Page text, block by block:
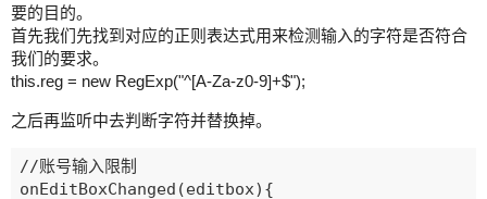
要的目的。
首先我们先找到对应的正则表达式用来检测输入的字符是否符合
我们的要求。
this.reg = new RegExp("^[A-Za-z0-9]+$");
之后再监听中去判断字符并替换掉。
//账号输入限制
onEditBoxChanged(editbox){